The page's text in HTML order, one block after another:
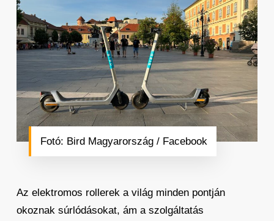
Fotó: Bird Magyarország / Facebook
Az elektromos rollerek a világ minden pontján
okoznak súrlódásokat, ám a szolgáltatás